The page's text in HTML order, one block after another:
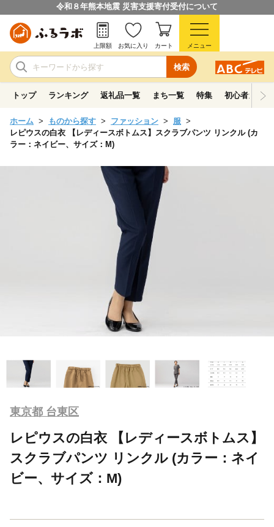
令和８年熊本地震 災害支援寄付受付について
検索
上限額 お気に入り カート メニュー
トップ ランキング 返礼品一覧 まち一覧 特集 初心者ガイド
ホーム ものから探す ファッション
服
レピウスの白衣 【レディースボトムス】スクラブパンツ リンクル (カ
ラー：ネイビー、サイズ：M)
東京都 台東区
レピウスの白衣 【レディースボトムス】
スクラブパンツ リンクル (カラー：ネイ
ビー、サイズ：M)